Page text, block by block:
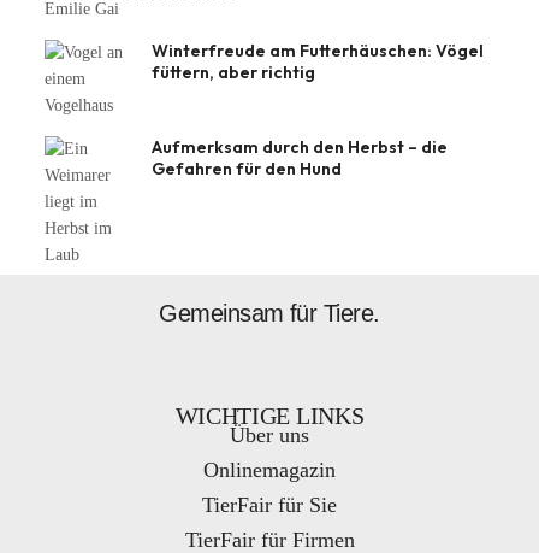
Winterfreude am Futterhäuschen: Vögel
füttern, aber richtig
Aufmerksam durch den Herbst – die
Gefahren für den Hund
Gemeinsam für Tiere.
WICHTIGE LINKS
Über uns
Onlinemagazin
TierFair für Sie
TierFair für Firmen